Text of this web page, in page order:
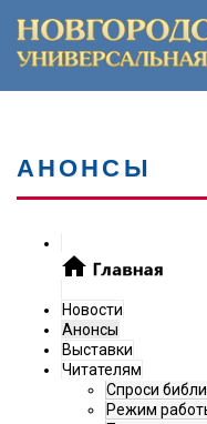
АНОНСЫ
Новости
Анонсы
Выставки
Читателям
Спроси
Режим